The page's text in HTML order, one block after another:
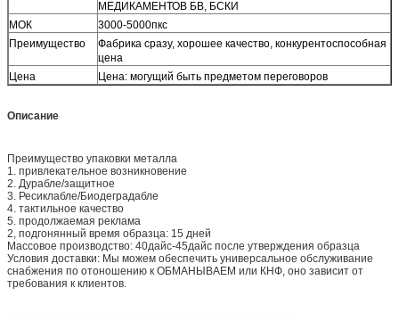
МЕДИКАМЕНТОВ БВ, БСКИ
МОК
3000-5000пкс
Преимущество
Фабрика сразу, хорошее качество, конкурентоспособная
цена
Цена
Цена: могущий быть предметом переговоров
Описание
Преимущество упаковки металла
1. привлекательное возникновение
2. Дурабле/защитное
3. Ресиклабле/Биодеградабле
4. тактильное качество
5. продолжаемая реклама
2, подгонянный время образца: 15 дней
Массовое производство: 40дайс-45дайс после утверждения образца
Условия доставки: Мы можем обеспечить универсальное обслуживание
снабжения по отоношению к ОБМАНЫВАЕМ или КНФ, оно зависит от
требования к клиентов.